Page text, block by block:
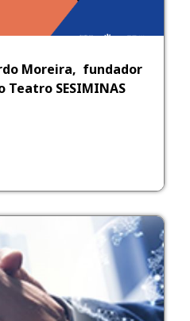
Moreira, fundador
Teatro SESIMINAS